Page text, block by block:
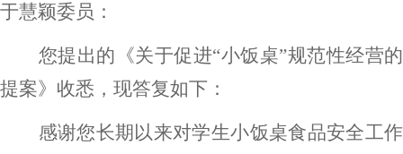
于慧颖委员：
您提出的《关于促进“小饭桌”规范性经营的
提案》收悉， 现答复如下：
感谢您长期以来对学生小饭桌食品安全工作